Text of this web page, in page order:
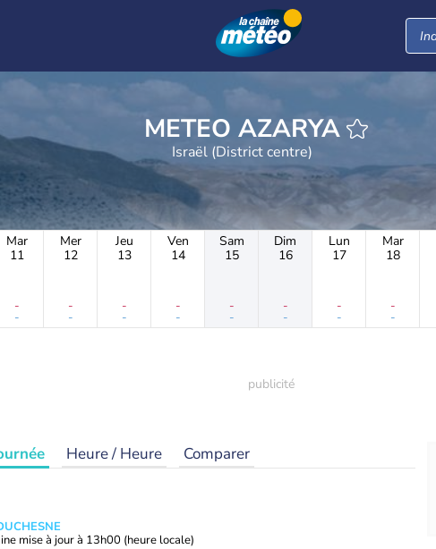
METEO AZARYA
Israël (District centre)
Mar
11
-
-
Mer
12
-
-
Jeu
13
-
-
Ven
14
-
-
Sam
15
-
-
Dim
16
-
-
Lun
17
-
-
Mar
18
-
-
Heure / Heure Comparer
mise à jour à 13h00 (heure locale)